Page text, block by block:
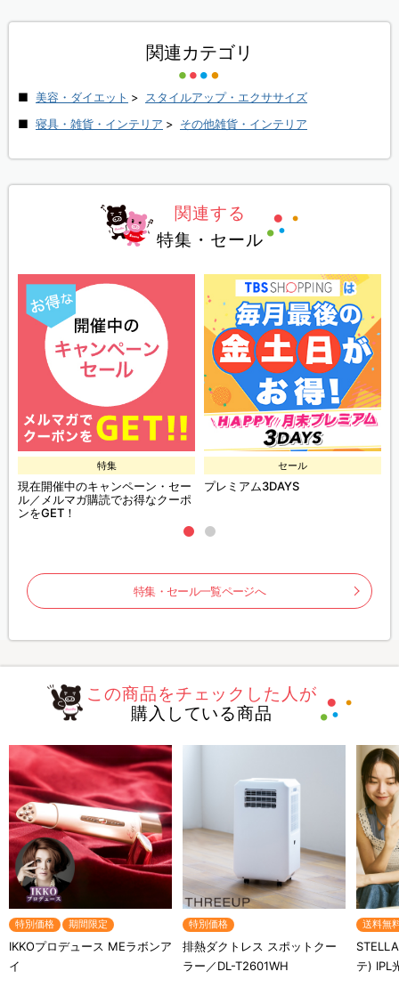
関連カテゴリ
美容・ダイエット > スタイルアップ・エクササイズ
寝具・雑貨・インテリア > その他雑貨・インテリア
関連する
特集・セール
特集
現在開催中のキャンペーン・セー
ル／メルマガ購読でお得なクーポ
ンをGET！
セール
プレミアム3DAYS
特集・セール一覧ページへ
この商品をチェックした人が
購入している商品
特別価格 期間限定
IKKOプロデュース MEラボンア
イ
特別価格
排熱ダクトレス スポットクー
ラー／DL-T2601WH
送料無
テ) IPL